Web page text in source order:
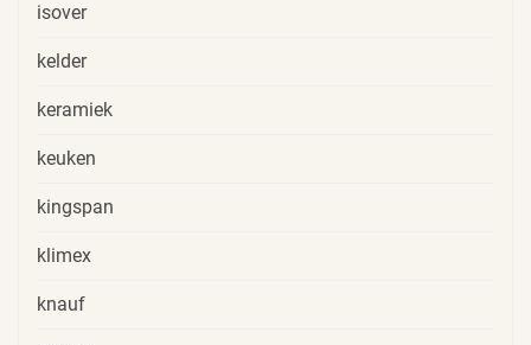
isover
kelder
keramiek
keuken
kingspan
klimex
knauf